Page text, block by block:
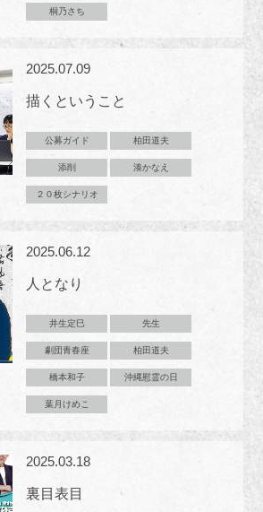
桐乃さち
2025.07.09
描くということ
公募ガイド 柏田道夫
添削 湊かなえ
２０枚シナリオ
2025.06.12
人となり
井生定巳 先生
劇団青春座 柏田道夫
橋本和子 沖縄慰霊の日
葉月けめこ
2025.03.18
裏目表目